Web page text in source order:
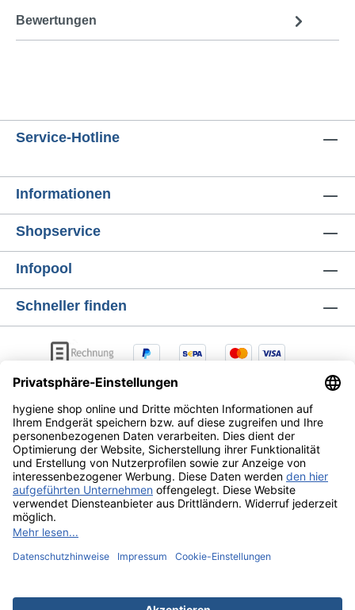
Bewertungen
Service-Hotline
Informationen
Shopservice
Infopool
Schneller finden
AGB Lieferung & Versandkosten
Zahlungsarten
Versandkostenund ggf. Nachnahmegebühren, wenn nicht